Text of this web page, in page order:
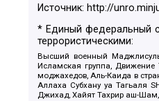
Источник: http://
* Единый федеральный
террористическими:
Высший военный Маджлисуль
Исламская группа,
моджахедов, Аль-Каида в
Аллаха Субхану уа Тагьаля
Джихад, Хайят Тахрир аш-